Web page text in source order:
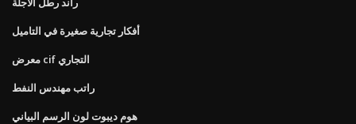
أفكار تجارية صغيرة في التاميل
معرض cif التجاري
راتب مهندس النفط
هوم ديبوت لون الرسم البياني